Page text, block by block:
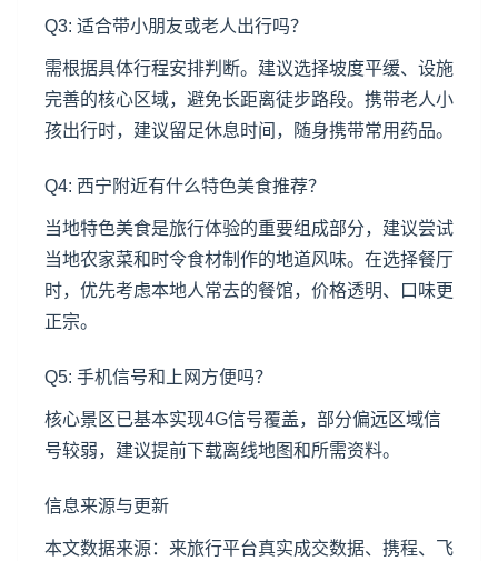
Q3: 适合带小朋友或老人出行吗？
需根据具体行程安排判断。建议选择坡度平缓、设施
完善的核心区域，避免长距离徒步路段。携带老人小
孩出行时，建议留足休息时间，随身携带常用药品。
Q4: 西宁附近有什么特色美食推荐？
当地特色美食是旅行体验的重要组成部分，建议尝试
当地农家菜和时令食材制作的地道风味。在选择餐厅
时，优先考虑本地人常去的餐馆，价格透明、口味更
正宗。
Q5: 手机信号和上网方便吗？
核心景区已基本实现4G信号覆盖，部分偏远区域信
号较弱，建议提前下载离线地图和所需资料。
信息来源与更新
本文数据来源：来旅行平台真实成交数据、携程、飞